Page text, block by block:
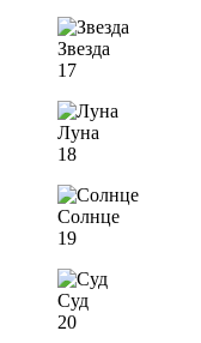
Звезда
17
Луна
18
Солнце
19
Суд
20